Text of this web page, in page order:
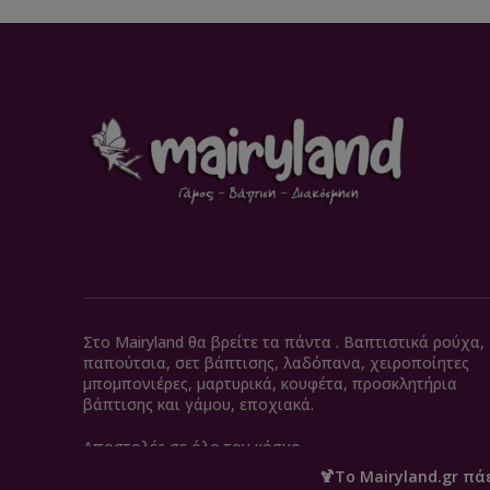
🍹Το Mairyland.gr
Στο Mairyland θα βρείτε τα πάντα . Βαπτιστικά ρούχα,
παπούτσια, σετ βάπτισης, λαδόπανα, χειροποίητες
μπομπονιέρες, μαρτυρικά, κουφέτα, προσκλητήρια
βάπτισης και γάμου, εποχιακά.
Αποστολές σε όλο τον κόσμο.